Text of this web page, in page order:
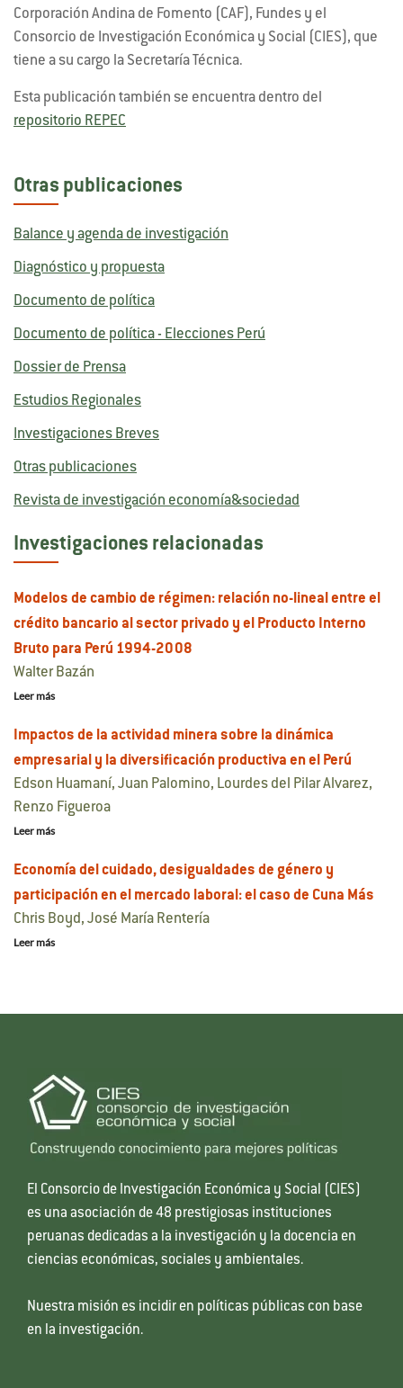
Corporación Andina de Fomento (CAF), Fundes y el
Consorcio de Investigación Económica y Social (CIES), que
tiene a su cargo la Secretaría Técnica.
Esta publicación también se encuentra dentro del
repositorio REPEC
Otras publicaciones
Balance y agenda de investigación
Diagnóstico y propuesta
Documento de política
Documento de política - Elecciones Perú
Dossier de Prensa
Estudios Regionales
Investigaciones Breves
Otras publicaciones
Revista de investigación economía&sociedad
Investigaciones relacionadas
Modelos de cambio de régimen: relación no-lineal entre el
crédito bancario al sector privado y el Producto Interno
Bruto para Perú 1994-2008
Walter Bazán
Leer más
Impactos de la actividad minera sobre la dinámica
empresarial y la diversificación productiva en el Perú
Edson Huamaní, Juan Palomino, Lourdes del Pilar Alvarez,
Renzo Figueroa
Leer más
Economía del cuidado, desigualdades de género y
participación en el mercado laboral: el caso de Cuna Más
Chris Boyd, José María Rentería
Leer más
El Consorcio de Investigación Económica y Social (CIES)
es una asociación de 48 prestigiosas instituciones
peruanas dedicadas a la investigación y la docencia en
ciencias económicas, sociales y ambientales.
Nuestra misión es incidir en políticas públicas con base
en la investigación.